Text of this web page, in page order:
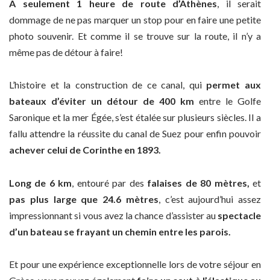
A seulement 1 heure de route d’Athènes, il serait
dommage de ne pas marquer un stop pour en faire une petite
photo souvenir. Et comme il se trouve sur la route, il n’y a
même pas de détour à faire!
L’histoire et la construction de ce canal, qui permet aux
bateaux d’éviter un détour de 400 km entre le Golfe
Saronique et la mer Égée, s’est étalée sur plusieurs siècles. Il a
fallu attendre la réussite du canal de Suez pour enfin pouvoir
achever celui de Corinthe en 1893.
Long de 6 km, entouré par des falaises de 80 mètres, et
pas plus large que 24.6 mètres, c’est aujourd’hui assez
impressionnant si vous avez la chance d’assister au spectacle
d’un bateau se frayant un chemin entre les parois.
Et pour une expérience exceptionnelle lors de votre séjour en